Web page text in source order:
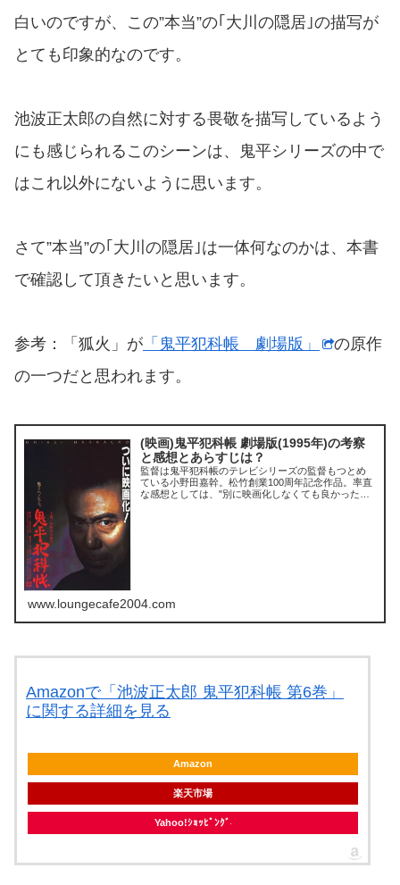
白いのですが、この”本当”の｢大川の隠居｣の描写が
とても印象的なのです。
池波正太郎の自然に対する畏敬を描写しているよう
にも感じられるこのシーンは、鬼平シリーズの中で
はこれ以外にないように思います。
さて”本当”の｢大川の隠居｣は一体何なのかは、本書
で確認して頂きたいと思います。
参考：「狐火」が 「鬼平犯科帳 劇場版」
の原作
の一つだと思われます。
(映画)鬼平犯科帳 劇場版(1995年)の考察
と感想とあらすじは？
監督は鬼平犯科帳のテレビシリーズの監督もつとめ
ている小野田嘉幹。松竹創業100周年記念作品。率直
な感想としては、"別に映画化しなくても良かったの
www.loungecafe2004.com
Amazonで「池波正太郎 鬼平犯科帳 第6巻」
に関する詳細を見る
Amazon
楽天市場
Yahoo!ｼｮｯﾋﾟﾝｸﾞ